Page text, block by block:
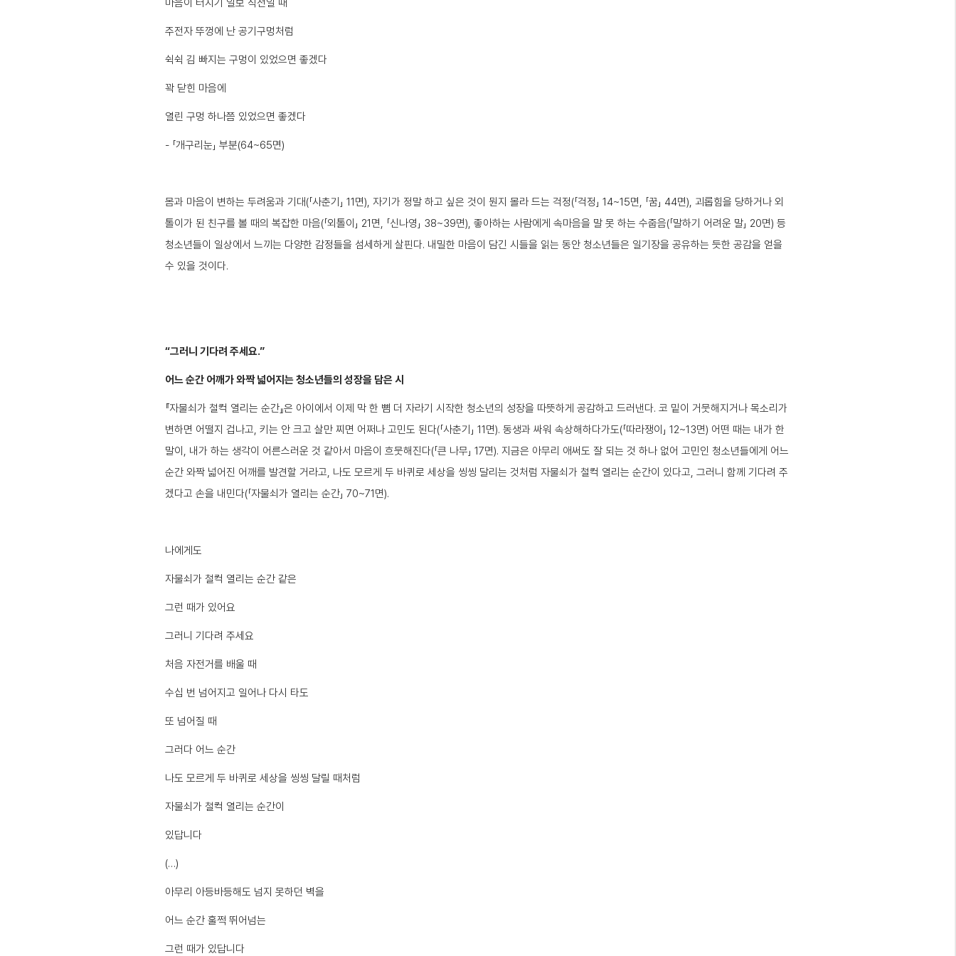
주전자 뚜껑에 난 공기구멍처럼
쉭쉭 김 빠지는 구멍이 있었으면 좋겠다
꽉 닫힌 마음에
열린 구멍 하나쯤 있었으면 좋겠다
- 「개구리눈」 부분(64~65면)
몸과 마음이 변하는 두려움과 기대(「사춘기」 11면), 자기가 정말 하고 싶은 것이 뭔지 몰라 드는 걱정(「걱정」 14~15면, 「꿈」 44면), 괴롭힘을 당하거나 외
톨이가 된 친구를 볼 때의 복잡한 마음(「외톨이」 21면, 「신나영」 38~39면), 좋아하는 사람에게 속마음을 말 못 하는 수줍음(「말하기 어려운 말」 20면) 등
청소년들이 일상에서 느끼는 다양한 감정들을 섬세하게 살핀다. 내밀한 마음이 담긴 시들을 읽는 동안 청소년들은 일기장을 공유하는 듯한 공감을 얻을
수 있을 것이다.
“그러니 기다려 주세요.”
어느 순간 어깨가 와짝 넓어지는 청소년들의 성장을 담은 시
『자물쇠가 철컥 열리는 순간』은 아이에서 이제 막 한 뼘 더 자라기 시작한 청소년의 성장을 따뜻하게 공감하고 드러낸다. 코 밑이 거뭇해지거나 목소리가
변하면 어떨지 겁나고, 키는 안 크고 살만 찌면 어쩌나 고민도 된다(「사춘기」 11면). 동생과 싸워 속상해하다가도(「따라쟁이」 12~13면) 어떤 때는 내가 한
말이, 내가 하는 생각이 어른스러운 것 같아서 마음이 흐뭇해진다(「큰 나무」 17면). 지금은 아무리 애써도 잘 되는 것 하나 없어 고민인 청소년들에게 어느
순간 와짝 넓어진 어깨를 발견할 거라고, 나도 모르게 두 바퀴로 세상을 씽씽 달리는 것처럼 자물쇠가 철컥 열리는 순간이 있다고, 그러니 함께 기다려 주
겠다고 손을 내민다(「자물쇠가 열리는 순간」 70~71면).
나에게도
자물쇠가 철컥 열리는 순간 같은
그런 때가 있어요
그러니 기다려 주세요
처음 자전거를 배울 때
수십 번 넘어지고 일어나 다시 타도
또 넘어질 때
그러다 어느 순간
나도 모르게 두 바퀴로 세상을 씽씽 달릴 때처럼
자물쇠가 철컥 열리는 순간이
있답니다
(…)
아무리 아등바등해도 넘지 못하던 벽을
어느 순간 훌쩍 뛰어넘는
그런 때가 있답니다